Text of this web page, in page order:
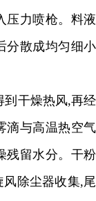
压力喷枪。料液
分散成均匀细小
到干燥热风,再经
滴与高温热空气
残留水分。干粉
风除尘器收集,尾